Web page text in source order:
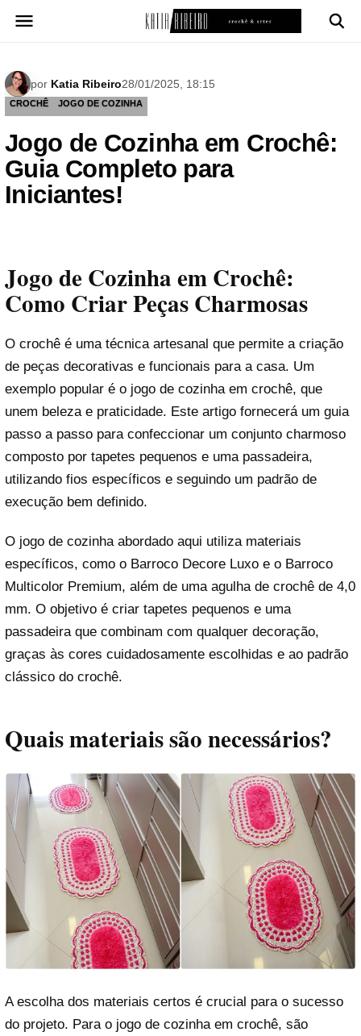
para
por Katia Ribeiro28/01/2025, 18:15
CROCHÊ JOGO DE COZINHA
Jogo de Cozinha em Crochê:
Guia Completo para
Iniciantes!
Jogo de Cozinha em Crochê:
Como Criar Peças Charmosas
O crochê é uma técnica artesanal que permite a criação
de peças decorativas e funcionais para a casa. Um
exemplo popular é o jogo de cozinha em crochê, que
unem beleza e praticidade. Este artigo fornecerá um guia
passo a passo para confeccionar um conjunto charmoso
composto por tapetes pequenos e uma passadeira,
utilizando fios específicos e seguindo um padrão de
execução bem definido.
O jogo de cozinha abordado aqui utiliza materiais
específicos, como o Barroco Decore Luxo e o Barroco
Multicolor Premium, além de uma agulha de crochê de 4,0
mm. O objetivo é criar tapetes pequenos e uma
passadeira que combinam com qualquer decoração,
graças às cores cuidadosamente escolhidas e ao padrão
clássico do crochê.
Quais materiais são necessários?
A escolha dos materiais certos é crucial para o sucesso
do projeto. Para o jogo de cozinha em crochê, são